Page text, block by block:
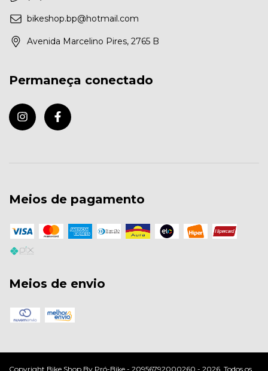
bikeshop.bp@hotmail.com
Avenida Marcelino Pires, 2765 B
Permaneça conectado
Meios de pagamento
Meios de envio
Copyright Bike Shop By Pró-Bike - 20956792000260 - 2026. Todos os